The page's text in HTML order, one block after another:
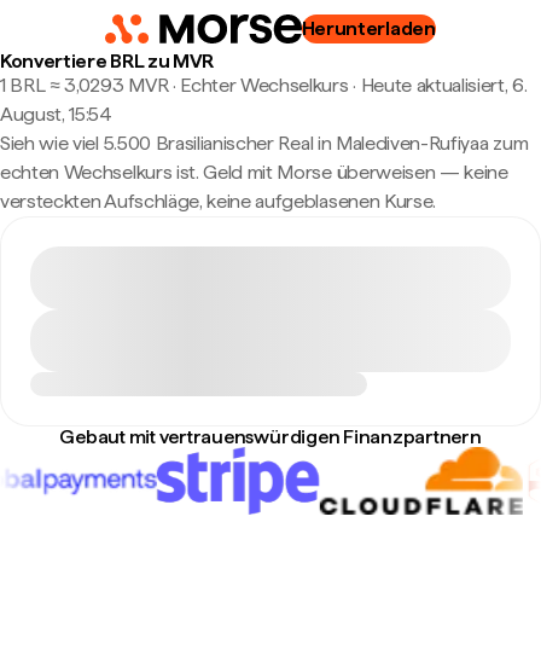
Herunterladen
Konvertiere BRL zu MVR
1 BRL ≈ 3,0293 MVR · Echter Wechselkurs · Heute aktualisiert, 6.
August, 15:54
Sieh wie viel 5.500 Brasilianischer Real in Malediven-Rufiyaa zum
echten Wechselkurs ist. Geld mit Morse überweisen — keine
versteckten Aufschläge, keine aufgeblasenen Kurse.
Gebaut mit vertrauenswürdigen Finanzpartnern